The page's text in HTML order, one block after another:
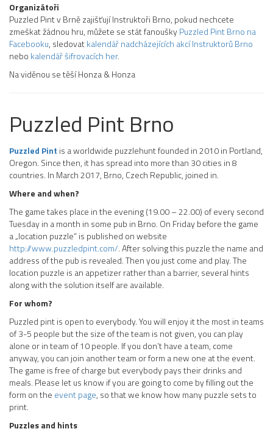
Organizátoři
Puzzled Pint v Brně zajišťují Instruktoři Brno, pokud nechcete
zmeškat žádnou hru, můžete se stát fanouškyPuzzled Pint Brno na
Facebooku, sledovatkalendář nadcházejících akcí Instruktorů Brno
nebo kalendář šifrovacích her.
Na viděnou se těší Honza & Honza
Puzzled Pint Brno
Puzzled Pint is a worldwide puzzlehunt founded in 2010 in Portland,
Oregon. Since then, it has spread into more than 30 cities in 8
countries. In March 2017, Brno, Czech Republic, joined in.
Where and when?
The game takes place in the evening (19.00 – 22.00) of every second
Tuesday in a month in some pub in Brno. On Friday before the game
a „location puzzle“ is published on website
http://www.puzzledpint.com/. After solving this puzzle the name and
address of the pub is revealed. Then you just come and play. The
location puzzle is an appetizer rather than a barrier, several hints
along with the solution itself are available.
For whom?
Puzzled pint is open to everybody. You will enjoy it the most in teams
of 3-5 people but the size of the team is not given, you can play
alone or in team of 10 people. If you don’t have a team, come
anyway, you can join another team or form a new one at the event.
The game is free of charge but everybody pays their drinks and
meals. Please let us know if you are going to come by filling out the
form on the event page, so that we know how many puzzle sets to
print.
Puzzles and hints